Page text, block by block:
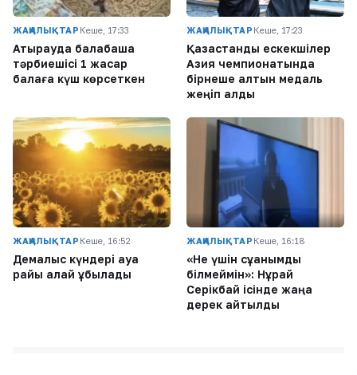
ЖАҢАЛЫҚТАР Кеше, 17:33
Атырауда балабақша
тәрбиешісі 1 жасар
балаға күш көрсеткен
ЖАҢАЛЫҚТАР Кеше, 17:23
Қазақстандық ескекшілер
Азия чемпионатында
бірнеше алтын медаль
жеңіп алды
ЖАҢАЛЫҚТАР Кеше, 16:52
Демалыс күндері ауа
райы қалай құбылады
ЖАҢАЛЫҚТАР Кеше, 16:18
«Не үшін сұққанымды
білмеймін»: Нұрай
Серікбай ісінде жаңа
дерек айтылды